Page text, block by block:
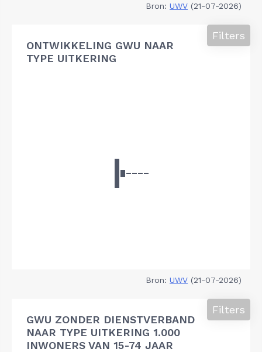
Bron: UWV (21-07-2026)
ONTWIKKELING GWU NAAR
TYPE UITKERING
Filters
Bron: UWV (21-07-2026)
GWU ZONDER DIENSTVERBAND
NAAR TYPE UITKERING 1.000
INWONERS VAN 15-74 JAAR
Filters